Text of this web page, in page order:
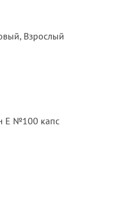
Взрослый
Е №100 капс